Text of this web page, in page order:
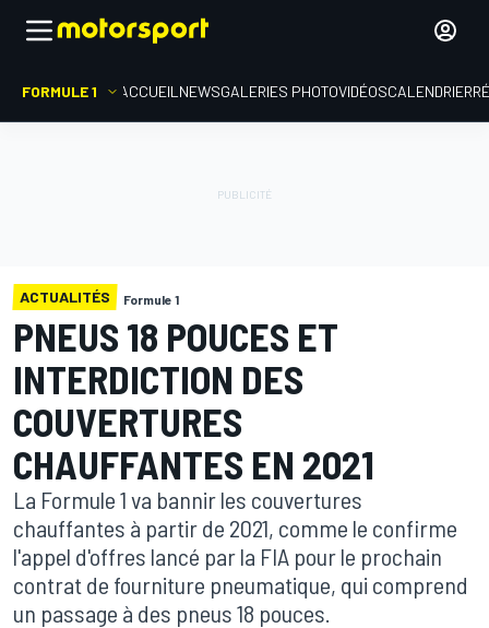
FORMULE 1 ACCUEIL NEWSGALERIES PHOTOVIDÉOSCALENDRIER
ACTUALITÉS Formule 1
PNEUS 18 POUCES ET
INTERDICTION DES
COUVERTURES
CHAUFFANTES EN 2021
La Formule 1 va bannir les couvertures
chauffantes à partir de 2021, comme le confirme
l'appel d'offres lancé par la FIA pour le prochain
contrat de fourniture pneumatique, qui comprend
un passage à des pneus 18 pouces.